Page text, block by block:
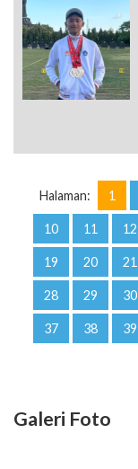
Halaman: 1
10 11 12
19 20 21
28 29 30
37 38 39
Galeri Foto